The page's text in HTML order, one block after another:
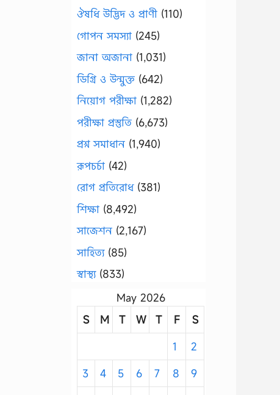
ঔষধি উদ্ভিদ ও প্রাণী (110)
গোপন সমস্যা (245)
জানা অজানা (1,031)
ডিগ্রি ও উন্মুক্ত (642)
নিয়োগ পরীক্ষা (1,282)
পরীক্ষা প্রস্তুতি (6,673)
প্রশ্ন সমাধান (1,940)
রূপচর্চা (42)
রোগ প্রতিরোধ(381)
শিক্ষা (8,492)
সাজেশন (2,167)
সাহিত্য(85)
স্বাস্থ্য(833)
May 2026
S
M T W T F
S
1
2
3
4 5 6 7 8
9